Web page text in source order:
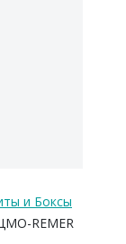
и Боксы
REMER